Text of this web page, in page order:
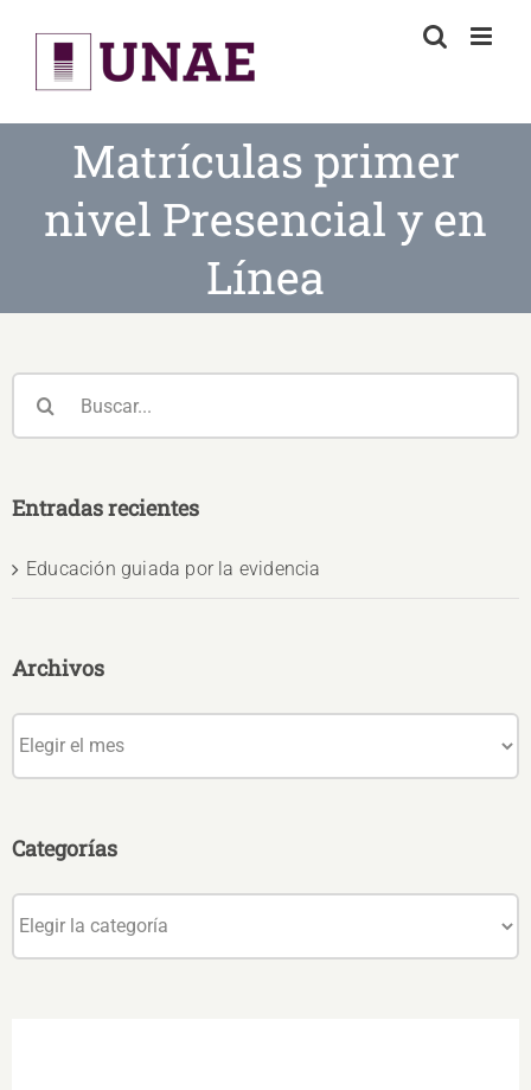
content
Matrículas primer
nivel Presencial y en
Línea
Entradas recientes
Educación guiada por la evidencia
Archivos
Categorías